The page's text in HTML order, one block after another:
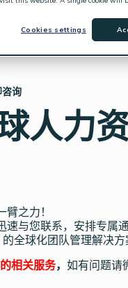
Cookies settings
服务 解决方案
询
人力
之力！
速与您联系，安排专属
全球化团队管理解决方
相关服务， 如有问题请